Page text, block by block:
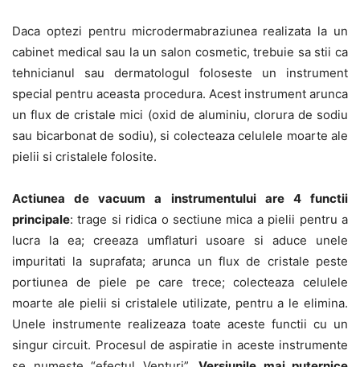
Daca optezi pentru microdermabraziunea realizata la un
cabinet medical sau la un salon cosmetic, trebuie sa stii ca
tehnicianul sau dermatologul foloseste un instrument
special pentru aceasta procedura. Acest instrument arunca
un flux de cristale mici (oxid de aluminiu, clorura de sodiu
sau bicarbonat de sodiu), si colecteaza celulele moarte ale
pielii si cristalele folosite.
Actiunea de vacuum a instrumentului are 4 functii
principale: trage si ridica o sectiune mica a pielii pentru a
lucra la ea; creeaza umflaturi usoare si aduce unele
impuritati la suprafata; arunca un flux de cristale peste
portiunea de piele pe care trece; colecteaza celulele
moarte ale pielii si cristalele utilizate, pentru a le elimina.
Unele instrumente realizeaza toate aceste functii cu un
singur circuit. Procesul de aspiratie in aceste instrumente